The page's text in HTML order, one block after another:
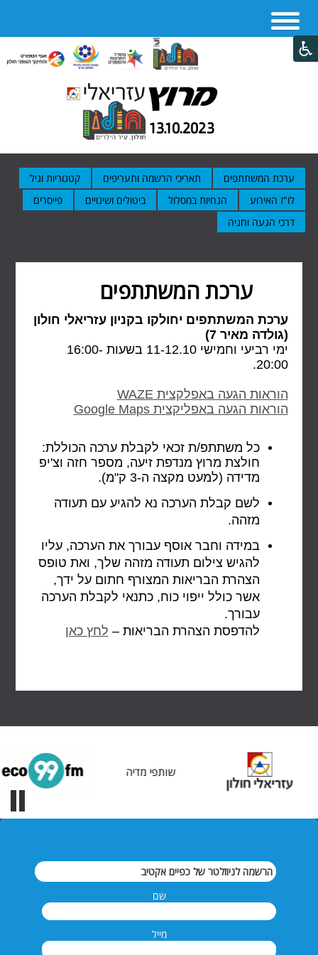
ערכת המשתתפים תאריכי הרשמה ותעריפים
קטגוריות וגיל
לו"ז האירוע
הנחיות במסלול ביטולים ושינויים
פייסרים
דרכי הגעה וחניה
ערכת המשתתפים
ערכת המשתתפים יחולקו בקניון עזריאלי חולון
(גולדה מאיר 7)
ימי רביעי וחמישי 11-12.10 בשעות 16:00-
20:00.
הוראות הגעה באפלקצית WAZE
הוראות הגעה באפליקצית Google Maps
כל משתתפ/ת זכאי לקבלת ערכה הכוללת:
חולצת מרוץ מנדפת זיעה, מספר חזה וצ'יפ
מדידה (למעט מקצה ה-3 ק"מ).
לשם קבלת הערכה נא להגיע עם תעודה
מזהה.
במידה וחבר אוסף עבורך את הערכה, עליו
להגיש צילום תעודה מזהה שלך, ואת טופס
הצהרת הבריאות המצורף חתום על ידך,
אשר כולל ייפוי כוח, כתנאי לקבלת הערכה
עבורך.
להדפסת הצהרת הבריאות – לחץ כאן
שותפי מדיה
הרשמה לניוזלטר של כפיים אקטיב
שם
מייל